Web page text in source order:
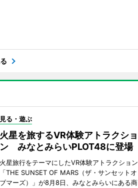
見る・遊ぶ
火星を旅するVR体験アトラクショ
ン みなとみらいPLOT48に登場
火星旅行をテーマにしたVR体験アトラクション
「THE SUNSET OF MARS（ザ・サンセットオ
ブマーズ）」が8月8日、みなとみらいにある商